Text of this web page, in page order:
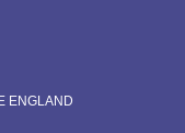
ENGLAND